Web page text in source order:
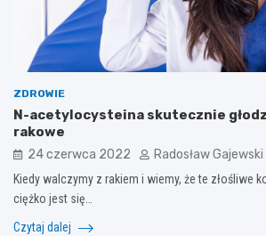
ZDROWIE
N-acetylocysteina skutecznie
rakowe
24 czerwca 2022 Radosław Gajewski
Kiedy walczymy z rakiem i wiemy, że te złośliwe
ciężko jest się…
Czytaj dalej